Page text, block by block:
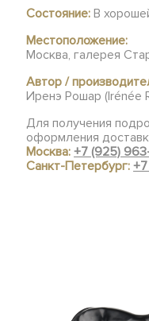
Состояние: В
Местоположение:
Москва, галерея
Автор /
Иренэ Рошар (Irénée
Для получения
оформления
Москва:+7 (925)
Санкт-Петербург: